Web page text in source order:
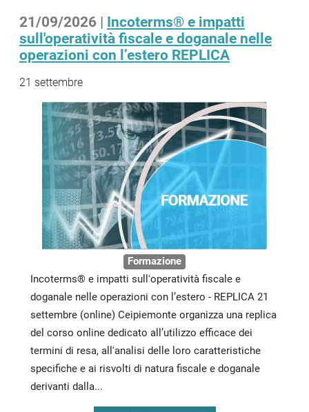
21/09/2026 | Incoterms® e impatti
sull'operatività fiscale e doganale nelle
operazioni con l’estero REPLICA
21 settembre
Formazione
Incoterms® e impatti sull'operatività fiscale e
doganale nelle operazioni con l’estero - REPLICA 21
settembre (online) Ceipiemonte organizza una replica
del corso online dedicato all’utilizzo efficace dei
termini di resa, all'analisi delle loro caratteristiche
specifiche e ai risvolti di natura fiscale e doganale
derivanti dalla...